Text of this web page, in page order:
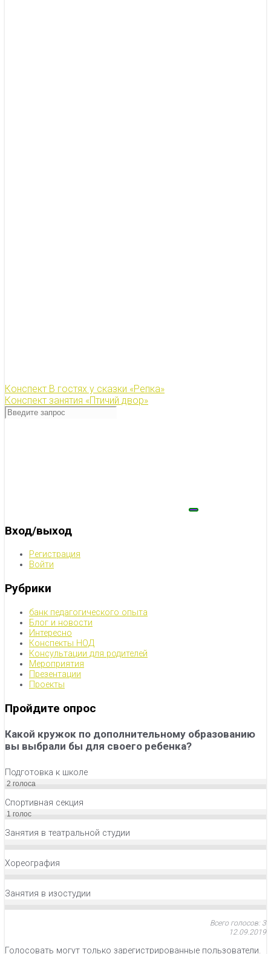
Конспект В гостях у сказки «Репка»
Конспект занятия «Птичий двор»
Вход/выход
Регистрация
Войти
Рубрики
банк педагогического опыта
Блог и новости
Интересно
Конспекты НОД
Консультации для родителей
Мероприятия
Презентации
Проекты
Пройдите опрос
Какой кружок по дополнительному образованию
вы выбрали бы для своего ребенка?
Подготовка к школе
2голоса
Спортивная секция
1голос
Занятия в театральной студии
Хореография
Занятия в изостудии
Всего голосов: 3
12.09.2019
Голосовать могут только зарегистрированные пользователи.